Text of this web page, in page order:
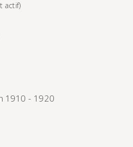
actif)
1910 - 1920